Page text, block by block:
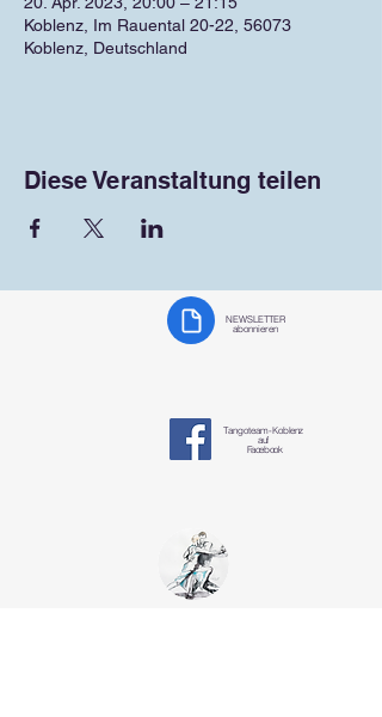
Koblenz, Im Rauental 20-22, 56073
Koblenz, Deutschland
Diese Veranstaltung teilen
NEWSLETTER
abonnieren
Tangoteam-Koblenz
auf
Facebook